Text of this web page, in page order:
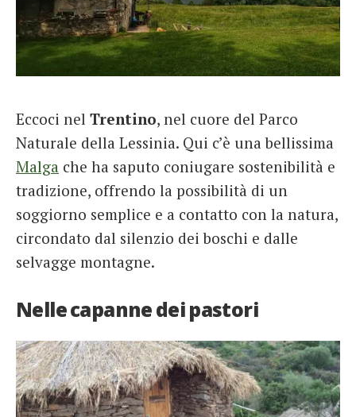
Eccoci nel Trentino, nel cuore del Parco
Naturale della Lessinia. Qui c’è una bellissima
Malga che ha saputo coniugare sostenibilità e
tradizione, offrendo la possibilità di un
soggiorno semplice e a contatto con la natura,
circondato dal silenzio dei boschi e dalle
selvagge montagne.
Nelle capanne dei pastori